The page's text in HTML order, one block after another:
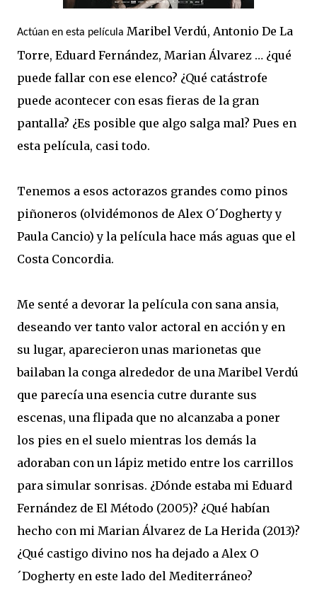
Actúan en esta película Maribel Verdú, Antonio De La
Torre, Eduard Fernández, Marian Álvarez … ¿qué
puede fallar con ese elenco? ¿Qué catástrofe
puede acontecer con esas fieras de la gran
pantalla? ¿Es posible que algo salga mal? Pues en
esta película, casi todo.
Tenemos a esos actorazos grandes como pinos
piñoneros (olvidémonos de Alex O´Dogherty y
Paula Cancio) y la película hace más aguas que el
Costa Concordia.
Me senté a devorar la película con sana ansia,
deseando ver tanto valor actoral en acción y en
su lugar, aparecieron unas marionetas que
bailaban la conga alrededor de una Maribel Verdú
que parecía una esencia cutre durante sus
escenas, una flipada que no alcanzaba a poner
los pies en el suelo mientras los demás la
adoraban con un lápiz metido entre los carrillos
para simular sonrisas. ¿Dónde estaba mi Eduard
Fernández de El Método (2005)? ¿Qué habían
hecho con mi Marian Álvarez de La Herida (2013)?
¿Qué castigo divino nos ha dejado a Alex O
´Dogherty en este lado del Mediterráneo?